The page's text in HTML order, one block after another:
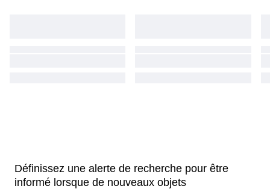
Définissez une alerte de recherche pour être
informé lorsque de nouveaux objets